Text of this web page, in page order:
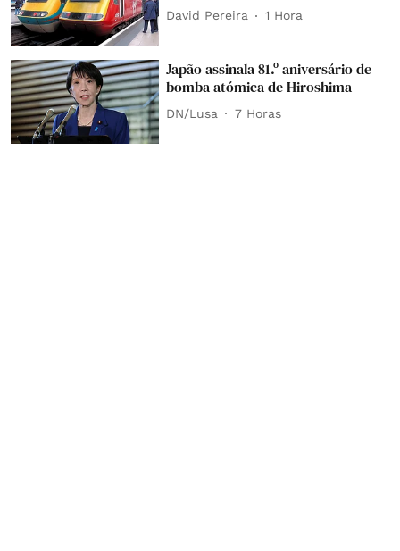
David Pereira 1 Hora
Japão assinala 81.º aniversário de
bomba atómica de Hiroshima
DN/Lusa 7 Horas